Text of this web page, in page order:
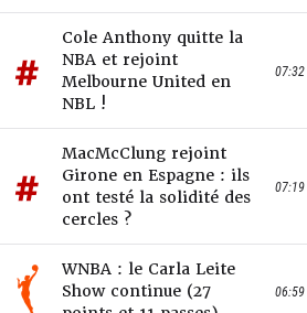
Cole Anthony quitte la
NBA et rejoint
Melbourne United en
NBL !
07:32
MacMcClung rejoint
Girone en Espagne : ils
ont testé la solidité des
cercles ?
07:19
WNBA : le Carla Leite
Show continue (27
06:59